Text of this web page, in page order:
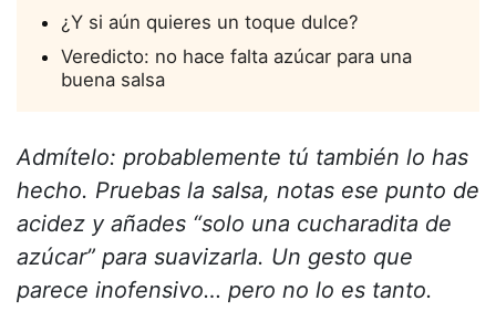
¿Y si aún quieres un toque dulce?
Veredicto: no hace falta azúcar para una
buena salsa
Admítelo: probablemente tú también lo has
hecho. Pruebas la salsa, notas ese punto de
acidez y añades “solo una cucharadita de
azúcar” para suavizarla. Un gesto que
parece inofensivo… pero no lo es tanto.